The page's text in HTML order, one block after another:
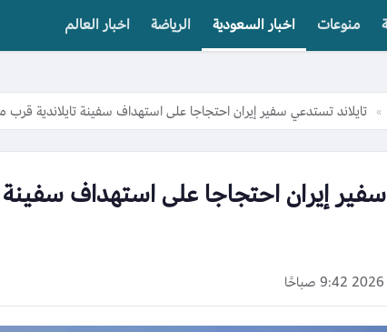
منوعات اخبار السعودية الرياضة اخبار العالم
» تايلاند تستدعي سفير إيران احتجاجا على استهداف سفينة تايلاندية
سفير إيران احتجاجا على استهداف